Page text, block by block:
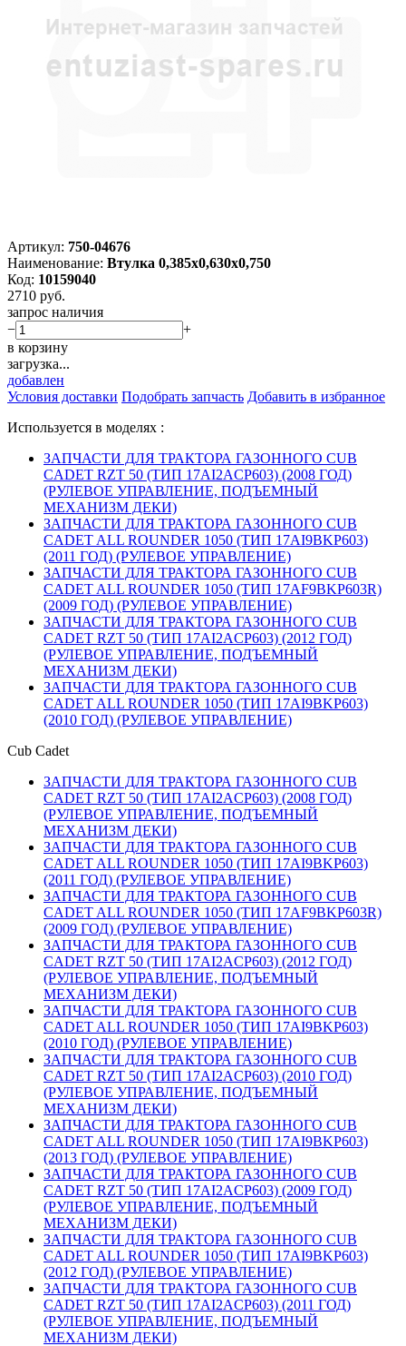
Артикул: 750-04676
Наименование: Втулка 0,385x0,630х0,750
Код: 10159040
2710 руб.
запрос наличия
−
+
в корзину
загрузка...
добавлен
Условия доставки Подобрать запчасть Добавить в избранное
Используется в моделях :
ЗАПЧАСТИ ДЛЯ ТРАКТОРА ГАЗОННОГО CUB
CADET RZT 50 (ТИП 17AI2ACP603) (2008 ГОД)
(РУЛЕВОЕ УПРАВЛЕНИЕ, ПОДЪЕМНЫЙ
МЕХАНИЗМ ДЕКИ)
ЗАПЧАСТИ ДЛЯ ТРАКТОРА ГАЗОННОГО CUB
CADET ALL ROUNDER 1050 (ТИП 17AI9BKP603)
(2011 ГОД) (РУЛЕВОЕ УПРАВЛЕНИЕ)
ЗАПЧАСТИ ДЛЯ ТРАКТОРА ГАЗОННОГО CUB
CADET ALL ROUNDER 1050 (ТИП 17AF9BKP603R)
(2009 ГОД) (РУЛЕВОЕ УПРАВЛЕНИЕ)
ЗАПЧАСТИ ДЛЯ ТРАКТОРА ГАЗОННОГО CUB
CADET RZT 50 (ТИП 17AI2ACP603) (2012 ГОД)
(РУЛЕВОЕ УПРАВЛЕНИЕ, ПОДЪЕМНЫЙ
МЕХАНИЗМ ДЕКИ)
ЗАПЧАСТИ ДЛЯ ТРАКТОРА ГАЗОННОГО CUB
CADET ALL ROUNDER 1050 (ТИП 17AI9BKP603)
(2010 ГОД) (РУЛЕВОЕ УПРАВЛЕНИЕ)
Cub Cadet
ЗАПЧАСТИ ДЛЯ ТРАКТОРА ГАЗОННОГО CUB
CADET RZT 50 (ТИП 17AI2ACP603) (2008 ГОД)
(РУЛЕВОЕ УПРАВЛЕНИЕ, ПОДЪЕМНЫЙ
МЕХАНИЗМ ДЕКИ)
ЗАПЧАСТИ ДЛЯ ТРАКТОРА ГАЗОННОГО CUB
CADET ALL ROUNDER 1050 (ТИП 17AI9BKP603)
(2011 ГОД) (РУЛЕВОЕ УПРАВЛЕНИЕ)
ЗАПЧАСТИ ДЛЯ ТРАКТОРА ГАЗОННОГО CUB
CADET ALL ROUNDER 1050 (ТИП 17AF9BKP603R)
(2009 ГОД) (РУЛЕВОЕ УПРАВЛЕНИЕ)
ЗАПЧАСТИ ДЛЯ ТРАКТОРА ГАЗОННОГО CUB
CADET RZT 50 (ТИП 17AI2ACP603) (2012 ГОД)
(РУЛЕВОЕ УПРАВЛЕНИЕ, ПОДЪЕМНЫЙ
МЕХАНИЗМ ДЕКИ)
ЗАПЧАСТИ ДЛЯ ТРАКТОРА ГАЗОННОГО CUB
CADET ALL ROUNDER 1050 (ТИП 17AI9BKP603)
(2010 ГОД) (РУЛЕВОЕ УПРАВЛЕНИЕ)
ЗАПЧАСТИ ДЛЯ ТРАКТОРА ГАЗОННОГО CUB
CADET RZT 50 (ТИП 17AI2ACP603) (2010 ГОД)
(РУЛЕВОЕ УПРАВЛЕНИЕ, ПОДЪЕМНЫЙ
МЕХАНИЗМ ДЕКИ)
ЗАПЧАСТИ ДЛЯ ТРАКТОРА ГАЗОННОГО CUB
CADET ALL ROUNDER 1050 (ТИП 17AI9BKP603)
(2013 ГОД) (РУЛЕВОЕ УПРАВЛЕНИЕ)
ЗАПЧАСТИ ДЛЯ ТРАКТОРА ГАЗОННОГО CUB
CADET RZT 50 (ТИП 17AI2ACP603) (2009 ГОД)
(РУЛЕВОЕ УПРАВЛЕНИЕ, ПОДЪЕМНЫЙ
МЕХАНИЗМ ДЕКИ)
ЗАПЧАСТИ ДЛЯ ТРАКТОРА ГАЗОННОГО CUB
CADET ALL ROUNDER 1050 (ТИП 17AI9BKP603)
(2012 ГОД) (РУЛЕВОЕ УПРАВЛЕНИЕ)
ЗАПЧАСТИ ДЛЯ ТРАКТОРА ГАЗОННОГО CUB
CADET RZT 50 (ТИП 17AI2ACP603) (2011 ГОД)
(РУЛЕВОЕ УПРАВЛЕНИЕ, ПОДЪЕМНЫЙ
МЕХАНИЗМ ДЕКИ)